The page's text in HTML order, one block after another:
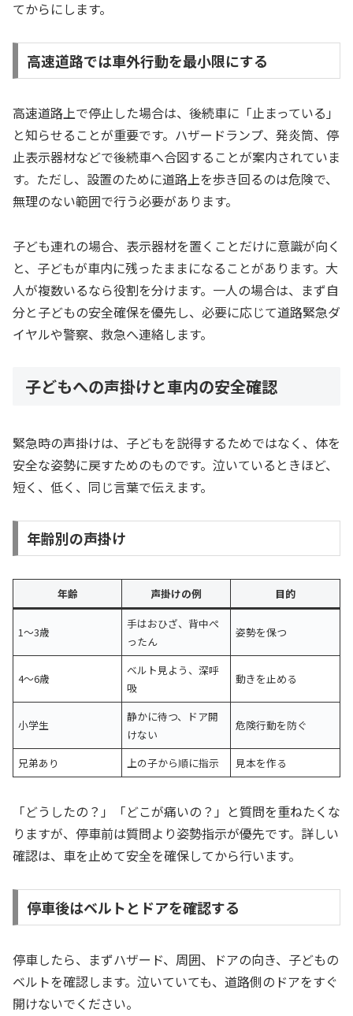
てからにします。
高速道路では車外行動を最小限にする
高速道路上で停止した場合は、後続車に「止まっている」
と知らせることが重要です。ハザードランプ、発炎筒、停
止表示器材などで後続車へ合図することが案内されていま
す。ただし、設置のために道路上を歩き回るのは危険で、
無理のない範囲で行う必要があります。
子ども連れの場合、表示器材を置くことだけに意識が向く
と、子どもが車内に残ったままになることがあります。大
人が複数いるなら役割を分けます。一人の場合は、まず自
分と子どもの安全確保を優先し、必要に応じて道路緊急ダ
イヤルや警察、救急へ連絡します。
子どもへの声掛けと車内の安全確認
緊急時の声掛けは、子どもを説得するためではなく、体を
安全な姿勢に戻すためのものです。泣いているときほど、
短く、低く、同じ言葉で伝えます。
年齢別の声掛け
年齢 声掛けの例 目的
1〜3歳
手はおひざ、背中ぺ
ったん
姿勢を保つ
4〜6歳
ベルト見よう、深呼
吸
動きを止める
小学生
静かに待つ、ドア開
けない
危険行動を防ぐ
兄弟あり 上の子から順に指示 見本を作る
「どうしたの？」「どこが痛いの？」と質問を重ねたくな
りますが、停車前は質問より姿勢指示が優先です。詳しい
確認は、車を止めて安全を確保してから行います。
停車後はベルトとドアを確認する
停車したら、まずハザード、周囲、ドアの向き、子どもの
ベルトを確認します。泣いていても、道路側のドアをすぐ
開けないでください。